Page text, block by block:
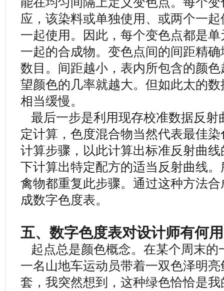
应，该染料或单独使用、或两个一
一起使用。因此，每个变色点都是
一起的合成物。变色点间的间距精
数目。间距越小，表内所包含的颜
望颜色的几率就越大。但如此太的
相当缓慢。
最后一步是利用现存校准数据反射
定计算，色度混合物当然代表最佳
计算步骤，以此计算出标准反射曲
下计算出特定配方的适当反射曲线
禽物都重复此步骤。通过这种方法
成数字色度表。
五、数字色度表对设计师有何
起点总是颜色概念。在某个周末的
一名山地车运动员带着一双色泽明
套，我突然想到，这种绿色恰恰是